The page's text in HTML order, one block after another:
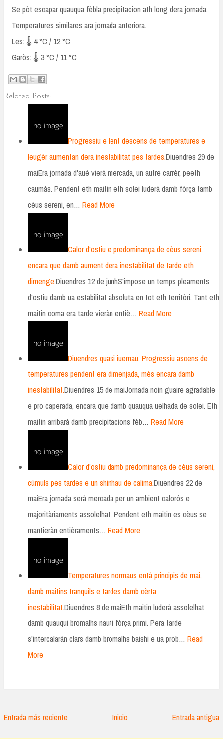
Se pòt escapar quauqua fèbla precipitacion ath long dera jornada.
Temperatures similares ara jornada anteriora.
Les: 🌡️ 4 °C / 12 °C
Garòs: 🌡️ 3 °C / 11 °C
Related Posts:
Progressiu e lent descens de temperatures e
leugèr aumentan dera inestabilitat pes tardes.Diuendres 29 de
maiEra jornada d'aué vierà mercada, un autre carrèr, peeth
caumàs. Pendent eth maitin eth solei luderà damb fòrça tamb
cèus sereni, en… Read More
Calor d'ostiu e predominança de cèus sereni,
encara que damb aument dera inestabilitat de tarde eth
dimenge.Diuendres 12 de junhS'impose un temps pleaments
d'ostiu damb ua estabilitat absoluta en tot eth territòri. Tant eth
maitin coma era tarde vieràn entiè… Read More
Diuendres quasi iuernau. Progressiu ascens de
temperatures pendent era dimenjada, més encara damb
inestabilitat.Diuendres 15 de maiJornada noin guaire agradable
e pro caperada, encara que damb quauqua uelhada de solei. Eth
maitin arribarà damb precipitacions fèb… Read More
Calor d'ostiu damb predominança de cèus sereni,
cúmuls pes tardes e un shinhau de calima.Diuendres 22 de
maiEra jornada serà mercada per un ambient calorós e
majoritàriaments assolelhat. Pendent eth maitin es cèus se
mantieràn entièraments… Read More
Temperatures normaus entà principis de mai,
damb maitins tranquils e tardes damb cèrta
inestabilitat.Diuendres 8 de maiEth maitin luderà assolelhat
damb quauqui bromalhs nauti fòrça primi. Pera tarde
s'intercalarán clars damb bromalhs baishi e ua prob… Read
More
Entrada más reciente Entrada antigua
Inicio